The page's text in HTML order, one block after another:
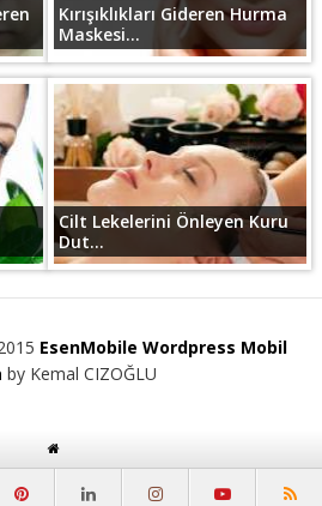
Kırışıklıkları Gideren Hurma
Maskesi...
Cilt Lekelerini Önleyen Kuru
Dut...
EsenMobile Wordpress Mobil
by Kemal CIZOĞLU